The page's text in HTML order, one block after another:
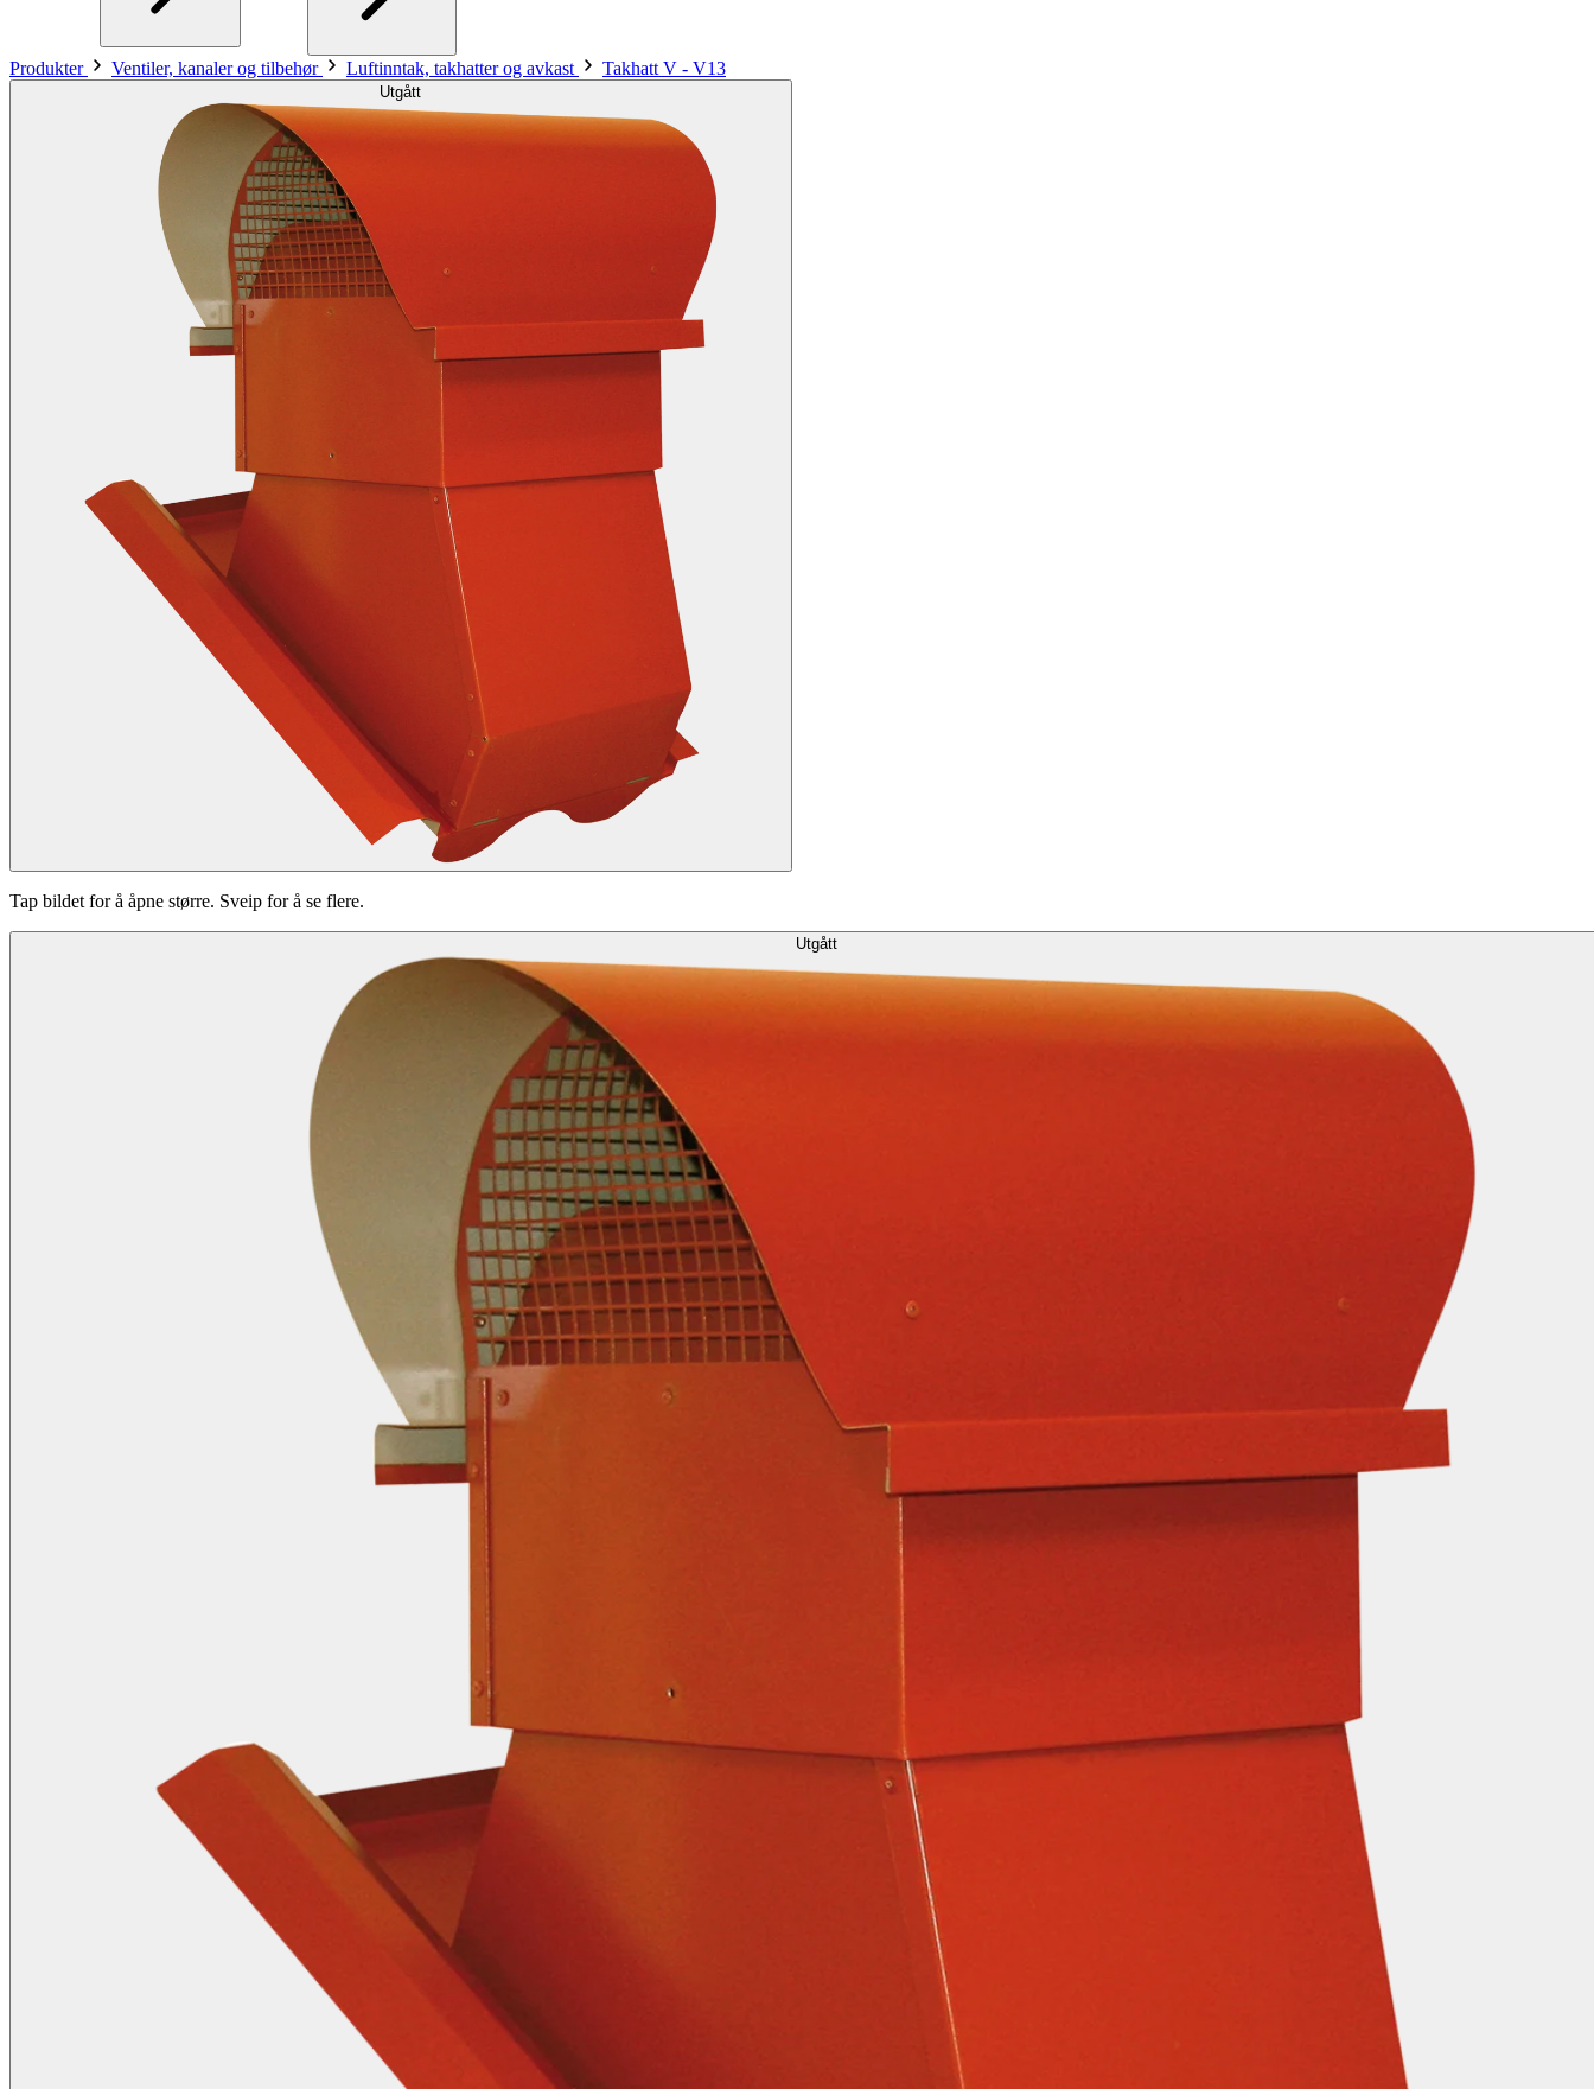
Produkter Ventiler, kanaler og tilbehør Luftinntak, takhatter og avkast Takhatt V - V13
Utgått
Tap bildet for å åpne større. Sveip for å se flere.
Utgått